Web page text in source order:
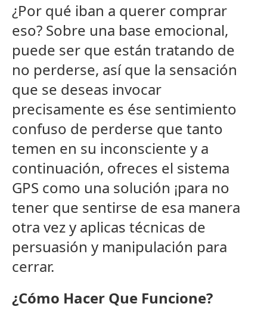
¿Por qué iban a querer comprar
eso? Sobre una base emocional,
puede ser que están tratando de
no perderse, así que la sensación
que se deseas invocar
precisamente es ése sentimiento
confuso de perderse que tanto
temen en su inconsciente y a
continuación, ofreces el sistema
GPS como una solución ¡para no
tener que sentirse de esa manera
otra vez y aplicas técnicas de
persuasión y manipulación para
cerrar.
¿Cómo Hacer Que Funcione?